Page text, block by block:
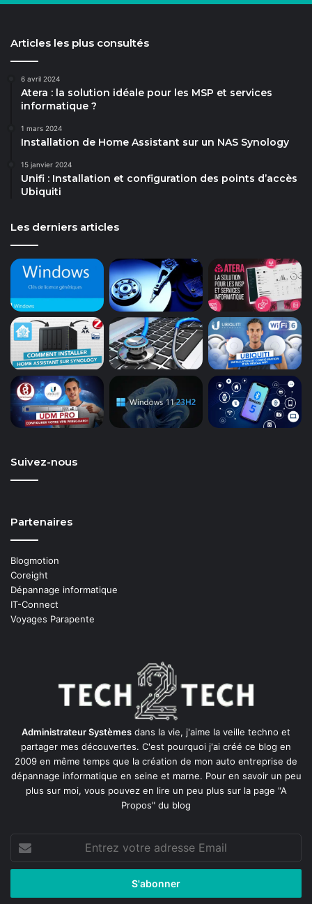
Articles les plus consultés
6 avril 2024
Atera : la solution idéale pour les MSP et services
informatique ?
1 mars 2024
Installation de Home Assistant sur un NAS Synology
15 janvier 2024
Unifi : Installation et configuration des points d’accès
Ubiquiti
Les derniers articles
Suivez-nous
Partenaires
Blogmotion
Coreight
Dépannage informatique
IT-Connect
Voyages Parapente
Administrateur Systèmes dans la vie, j'aime la veille techno et
partager mes découvertes. C'est pourquoi j'ai créé ce blog en
2009 en même temps que la création de mon auto entreprise de
dépannage informatique en seine et marne. Pour en savoir un peu
plus sur moi, vous pouvez en lire un peu plus sur la page "A
Propos" du blog
votre
adresse